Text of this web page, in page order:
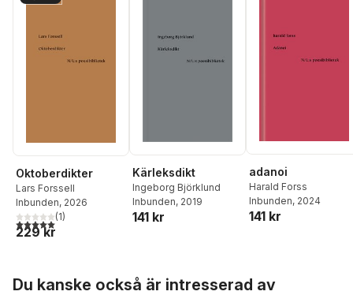
Oktoberdikter
Lars Forssell
Inbunden, 2026
5,0utav 5 stjärnor. Totalt antal röster:
(1)
229 kr
Kärleksdikt
Ingeborg Björklund
Inbunden, 2019
141 kr
adanoi
Harald Forss
Inbunden, 2024
141 kr
Du kanske också är intresserad av